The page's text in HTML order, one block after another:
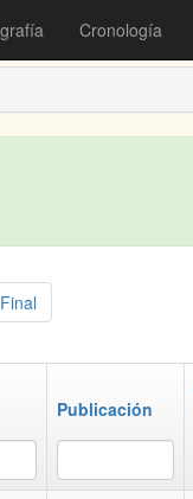
Cronología
Final
Publicación